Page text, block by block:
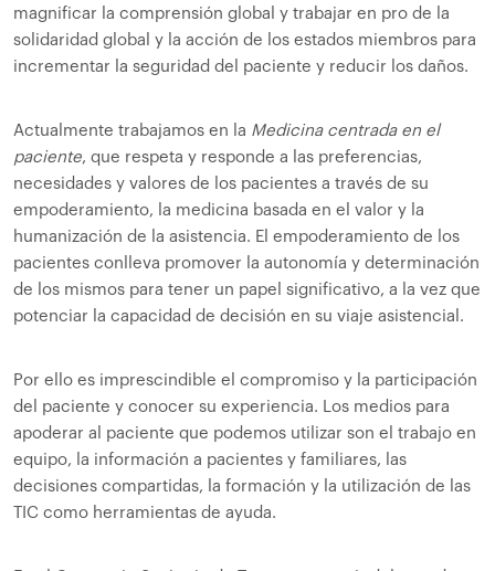
magnificar la comprensión global y trabajar en pro de la
solidaridad global y la acción de los estados miembros para
incrementar la seguridad del paciente y reducir los daños.
Actualmente trabajamos en la Medicina centrada en el
paciente, que respeta y responde a las preferencias,
necesidades y valores de los pacientes a través de su
empoderamiento, la medicina basada en el valor y la
humanización de la asistencia. El empoderamiento de los
pacientes conlleva promover la autonomía y determinación
de los mismos para tener un papel significativo, a la vez que
potenciar la capacidad de decisión en su viaje asistencial.
Por ello es imprescindible el compromiso y la participación
del paciente y conocer su experiencia. Los medios para
apoderar al paciente que podemos utilizar son el trabajo en
equipo, la información a pacientes y familiares, las
decisiones compartidas, la formación y la utilización de las
TIC como herramientas de ayuda.